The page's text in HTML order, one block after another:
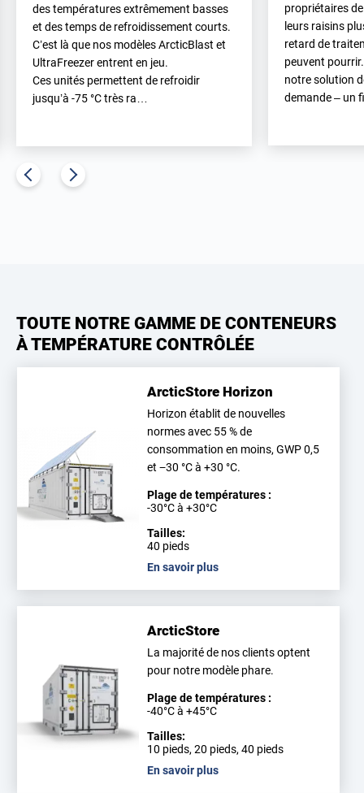
des températures extrêmement basses
et des temps de refroidissement courts.
C’est là que nos modèles ArcticBlast et
UltraFreezer entrent en jeu.
Ces unités permettent de refroidir
jusqu’à -75 °C très ra…
propriétaires
leurs raisins
retard de
peuvent
notre solution
demande – un
TOUTE NOTRE GAMME DE CONTENEURS
À TEMPÉRATURE CONTRÔLÉE
ArcticStore Horizon
Horizon établit de nouvelles
normes avec 55 % de
consommation en moins, GWP 0,5
et −30 °C à +30 °C.
Plage de températures :
-30°C à +30°C
Tailles:
40 pieds
En savoir plus
ArcticStore
La majorité de nos clients optent
pour notre modèle phare.
Plage de températures :
-40°C à +45°C
Tailles:
10 pieds, 20 pieds, 40 pieds
En savoir plus